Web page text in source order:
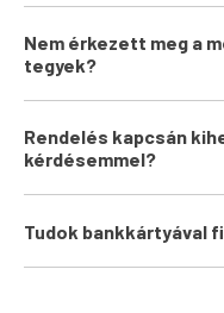
Nem érkezett meg a
tegyek?
Rendelés kapcsán
kérdésemmel?
Tudok bankkártyával